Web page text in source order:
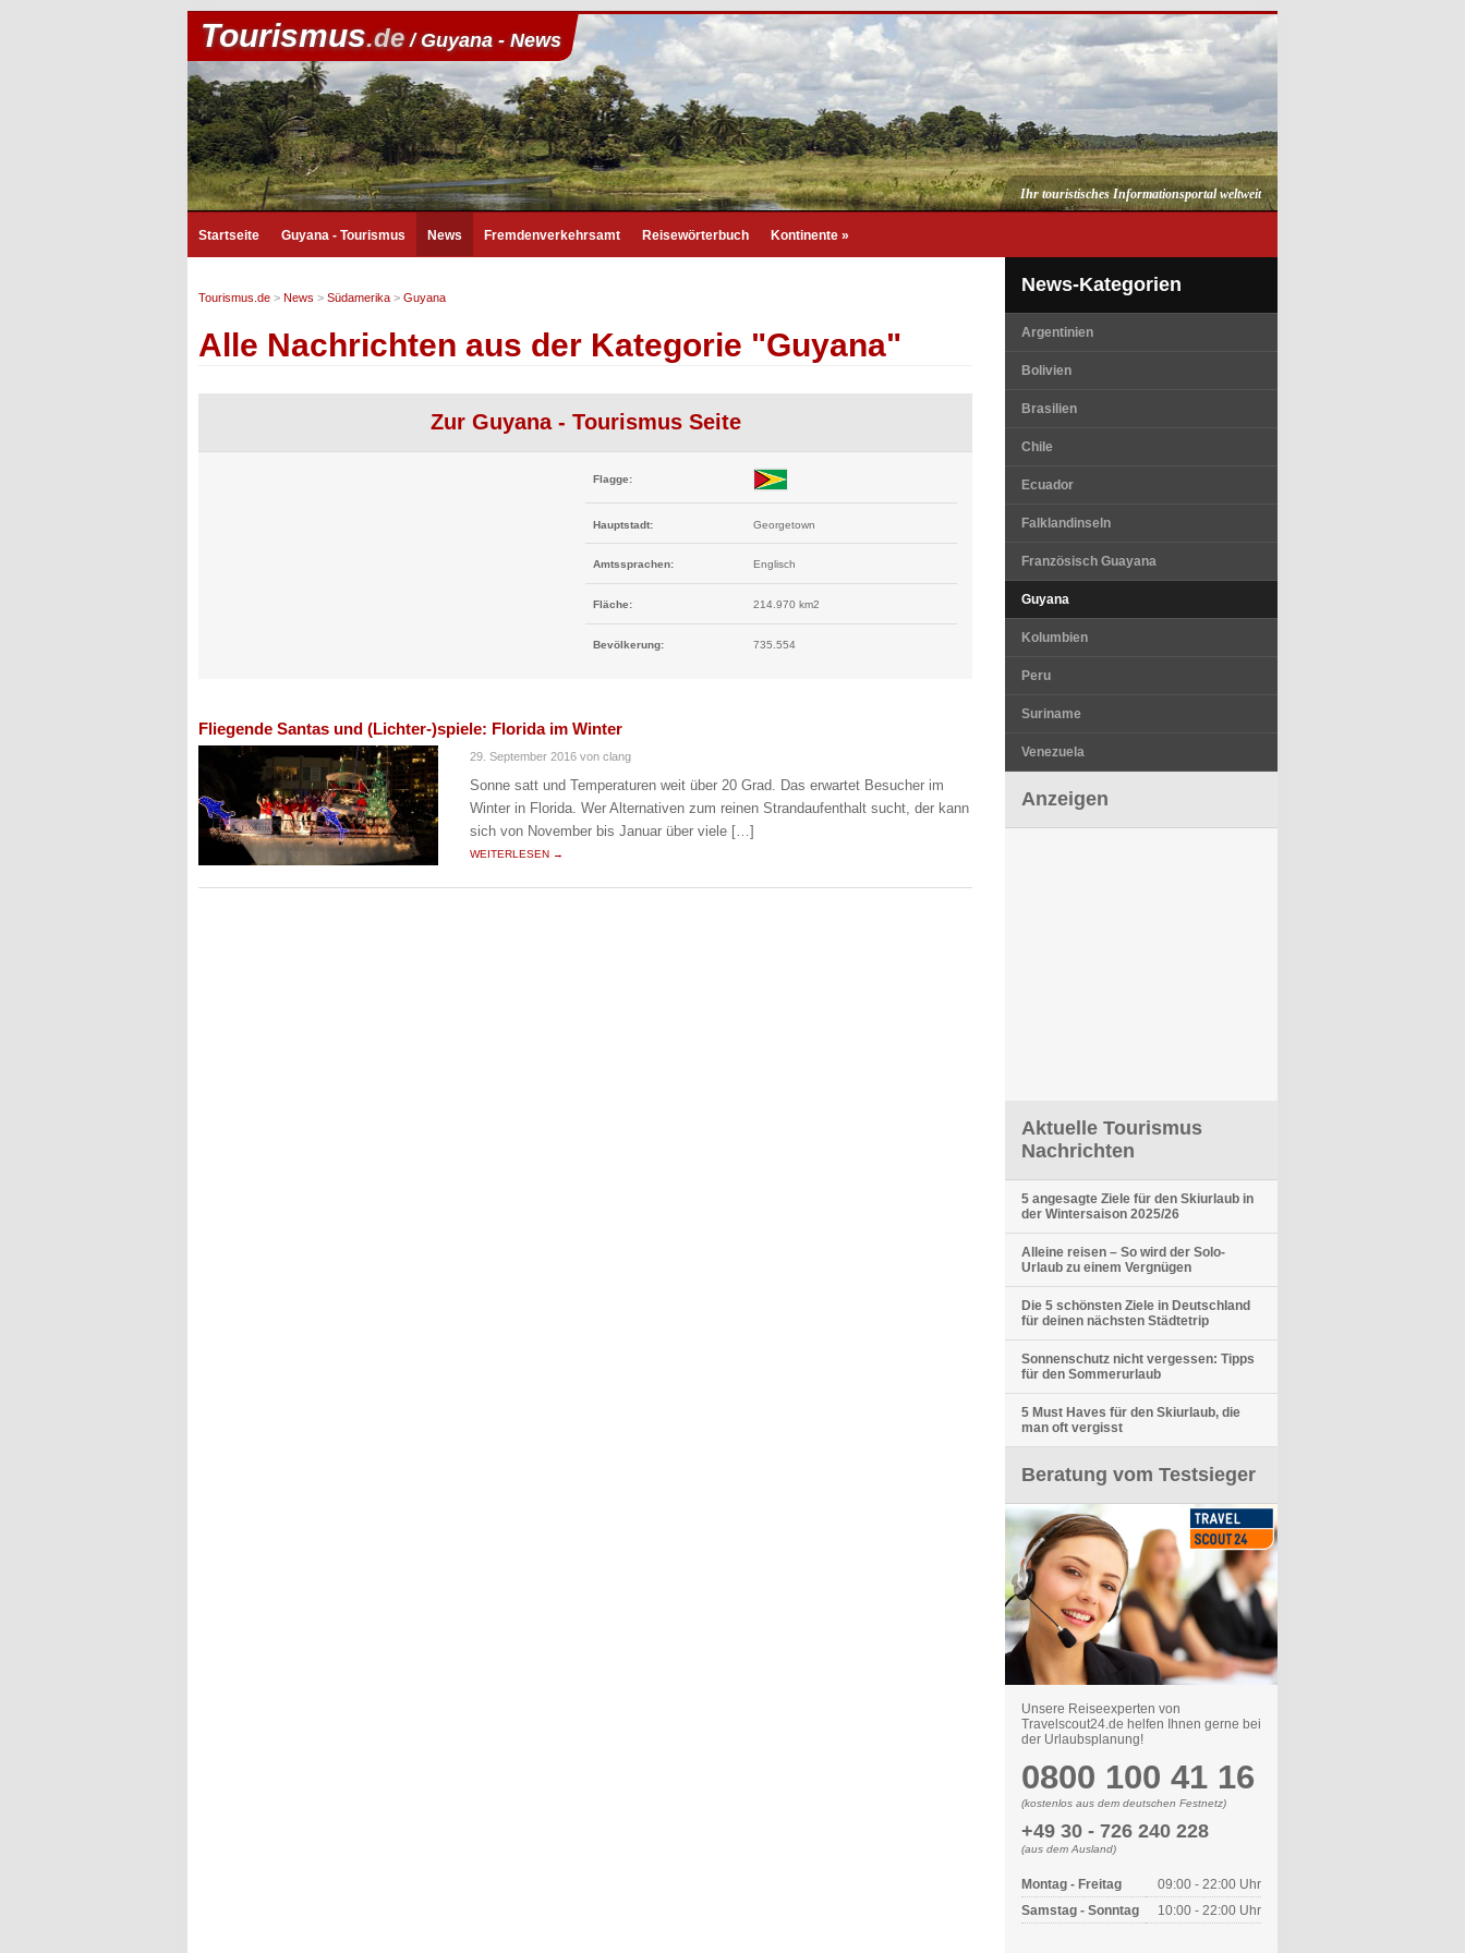
Tourismus.de/ Guyana - News
Ihr touristisches Informationsportal weltweit
Startseite Guyana - Tourismus News Fremdenverkehrsamt Reisewörterbuch Kontinente »
Tourismus.de > News > Südamerika > Guyana
Alle Nachrichten aus der Kategorie "Guyana"
Zur Guyana - Tourismus Seite
Flagge:
Hauptstadt: Georgetown
Amtssprachen: Englisch
Fläche: 214.970 km2
Bevölkerung: 735.554
Fliegende Santas und (Lichter-)spiele: Florida im Winter
29. September 2016 von clang
Sonne satt und Temperaturen weit über 20 Grad. Das erwartet Besucher im
Winter in Florida. Wer Alternativen zum reinen Strandaufenthalt sucht, der kann
sich von November bis Januar über viele […]
WEITERLESEN →
News-Kategorien
Argentinien
Bolivien
Brasilien
Chile
Ecuador
Falklandinseln
Französisch Guayana
Guyana
Kolumbien
Peru
Suriname
Venezuela
Anzeigen
Aktuelle Tourismus
Nachrichten
5 angesagte Ziele für den Skiurlaub in
der Wintersaison 2025/26
Alleine reisen – So wird der Solo-
Urlaub zu einem Vergnügen
Die 5 schönsten Ziele in Deutschland
für deinen nächsten Städtetrip
Sonnenschutz nicht vergessen: Tipps
für den Sommerurlaub
5 Must Haves für den Skiurlaub, die
man oft vergisst
Beratung vom Testsieger
Unsere Reiseexperten von
Travelscout24.de helfen Ihnen gerne bei
der Urlaubsplanung!
0800 100 41 16
(kostenlos aus dem deutschen Festnetz)
+49 30 - 726 240 228
(aus dem Ausland)
Montag - Freitag
09:00 - 22:00 Uhr
Samstag - Sonntag
10:00 - 22:00 Uhr